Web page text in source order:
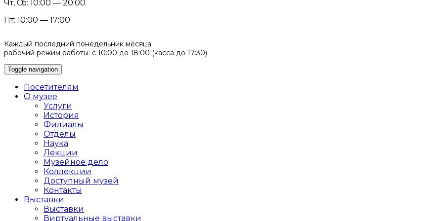
Чт, Сб: 10:00 — 20:00
Пт: 10:00 — 17:00
Каждый последний понедельник месяца
рабочий режим работы: с 10:00 до 18:00 (касса до 17:30)
Toggle navigation
Посетителям
О музее
Услуги
История
Филиалы
Отделы
Наука
Лекции
Музейное дело
Коллекции
Доступный музей
Контакты
Выставки
Выставки
Виртуальные выставки